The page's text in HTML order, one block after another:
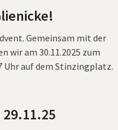
Gemeinsam mit der
wir am 30.11.2025 zum
Uhr auf dem Stinzingplatz.